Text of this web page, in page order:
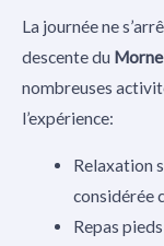
La journée ne
descente du
nombreuses
l’expérience:
Relaxation
considérée
Repas